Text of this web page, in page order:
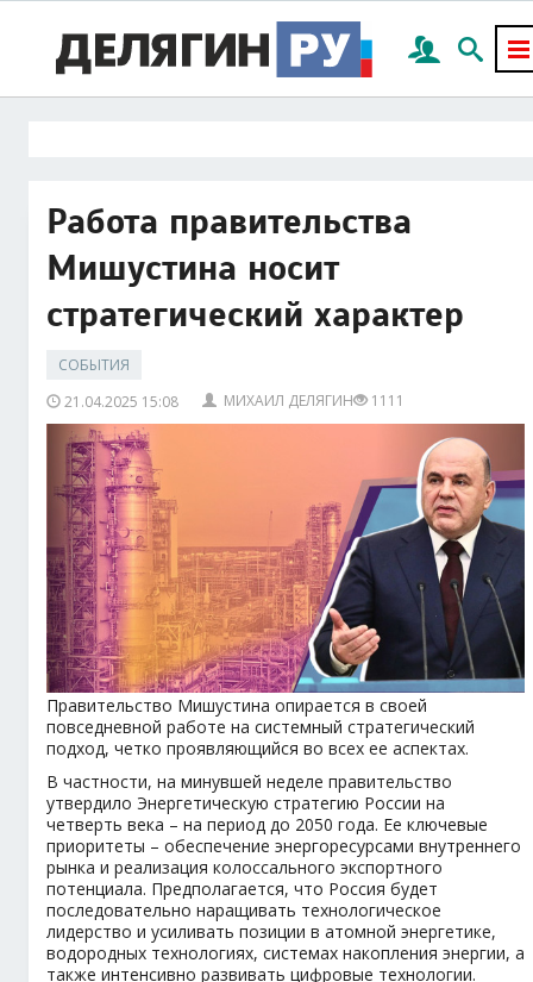
Работа правительства
Мишустина носит
стратегический характер
СОБЫТИЯ
21.04.2025 15:08
МИХАИЛ ДЕЛЯГИН 1111
Правительство Мишустина опирается в своей
повседневной работе на системный стратегический
подход, четко проявляющийся во всех ее аспектах.
В частности, на минувшей неделе правительство
утвердило Энергетическую стратегию России на
четверть века – на период до 2050 года. Ее ключевые
приоритеты – обеспечение энергоресурсами внутреннего
рынка и реализация колоссального экспортного
потенциала. Предполагается, что Россия будет
последовательно наращивать технологическое
лидерство и усиливать позиции в атомной энергетике,
водородных технологиях, системах накопления энергии, а
также интенсивно развивать цифровые технологии.